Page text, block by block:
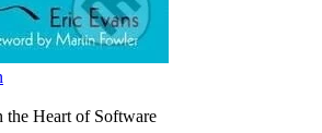
Heart of Software